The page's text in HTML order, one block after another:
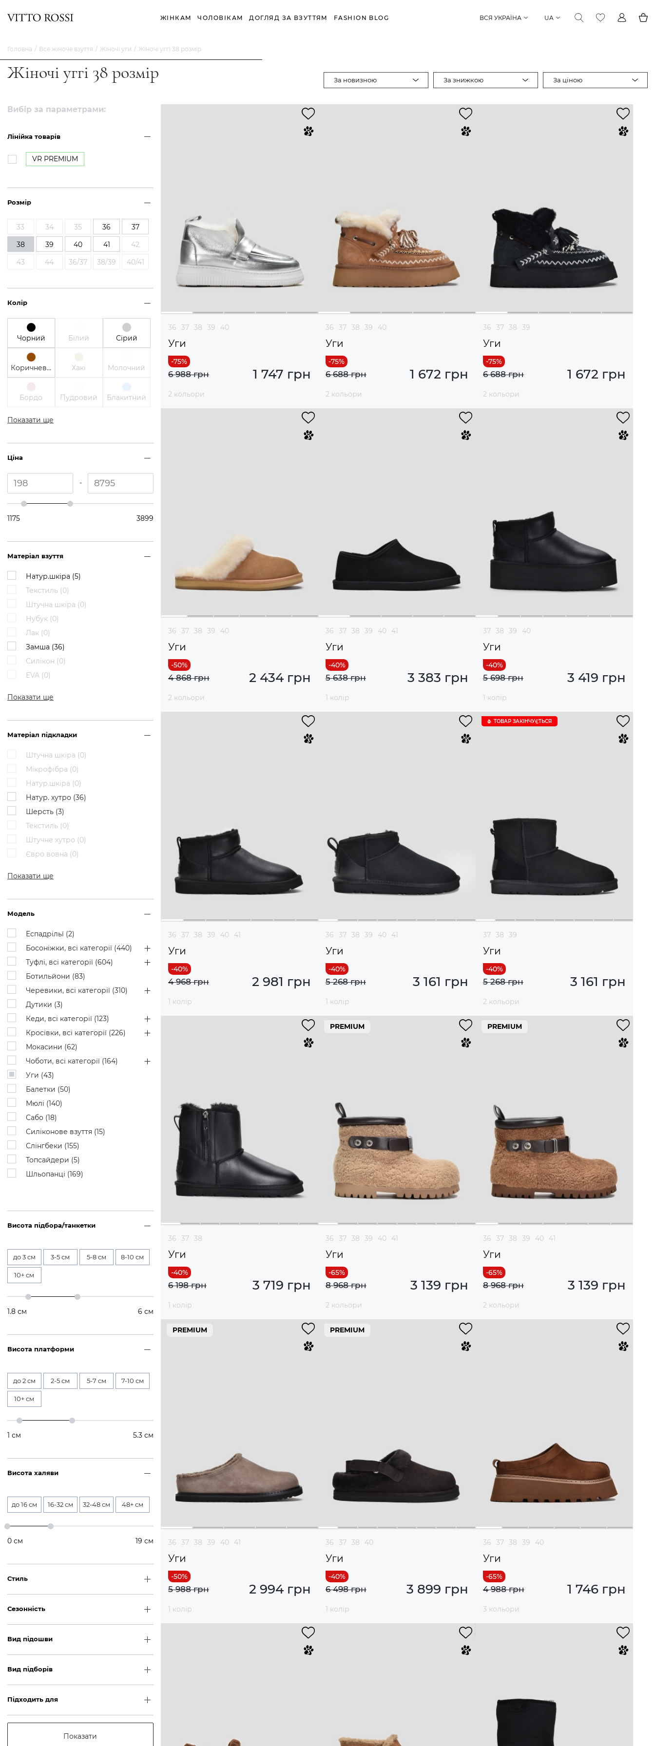
ЖІНКАМ ЧОЛОВІКАМ ДОГЛЯД ЗА ВЗУТТЯМ FASHION BLOG ВСЯ УКРАЇНА UA
Головна Все жіноче взуття Жіночі уги Жіночі уггі 38 розмір
Жіночі уггі 38 розмір За новизною За знижкою За ціною
Вибір за параметрами:
Лінійка товарів
VR PREMIUM
Розмір
33 34 35 36
37
38
39 40 41
42
43
44 36/37 38/39 40/41
Колір
Чорний Білий Сірий
Коричневий Хакі Молочний
Бордо Пудровий Блакитний
Показати ще
Ціна
-
1175 3899
Матеріал взуття
Натур.шкіра (5)
Текстиль (0)
Штучна шкіра (0)
Нубук (0)
Лак (0)
Замша (36)
Силікон (0)
EVA (0)
Показати ще
Матеріал підкладки
Штучна шкіра (0)
Мікрофібра (0)
Натур.шкіра (0)
Натур. хутро (36)
Шерсть (3)
Текстиль (0)
Штучне хутро (0)
Євро вовна (0)
Показати ще
Модель
Еспадрільї (2)
Босоніжки, всі категорії (440)
Туфлі, всі категорії (604)
Ботильйони (83)
Черевики, всі категорії (310)
Дутики (3)
Кеди, всі категорії (123)
Кросівки, всі категорії (226)
Мокасини (62)
Чоботи, всі категорії (164)
Уги (43)
Балетки (50)
Мюлі (140)
Сабо (18)
Силіконове взуття (15)
Слінгбеки (155)
Топсайдери (5)
Шльопанці (169)
Висота підбора/танкетки
до 3 см 3-5 см 5-8 см 8-10 см
10+ см
1.8 см 6 см
Висота платформи
до 2 см 2-5 см 5-7 см 7-10 см
10+ см
1 см 5.3 см
Висота халяви
до 16 см 16-32 см 32-48 см 48+ см
0 см 19 см
Стиль
Сезонність
Вид підошви
Вид підборів
Підходить для
Показати
36 37 38 39 40
Уги
1 747 грн
6 988 грн
2 кольори
36 37 38 39 40
Уги
1 672 грн
6 688 грн
2 кольори
36 37 38 39
Уги
1 672 грн
6 688 грн
2 кольори
36 37 38 39 40
Уги
2 434 грн
4 868 грн
2 кольори
36 37 38 39 40 41
Уги
3 383 грн
5 638 грн
1 колір
37 38 39 40
Уги
3 419 грн
5 698 грн
1 колір
36 37 38 39 40 41
Уги
2 981 грн
4 968 грн
1 колір
36 37 38 39 40 41
Уги
3 161 грн
5 268 грн
1 колір
ТОВАР ЗАКІНЧУЄTЬСЯ
37 38 39
Уги
3 161 грн
5 268 грн
2 кольори
36 37 38
Уги
3 719 грн
6 198 грн
1 колір
PREMIUM
36 37 38 39 40 41
Уги
3 139 грн
8 968 грн
2 кольори
PREMIUM
36 37 38 39 40 41
Уги
3 139 грн
8 968 грн
2 кольори
PREMIUM
36 37 38 39 40 41
Уги
2 994 грн
5 988 грн
1 колір
PREMIUM
36 37 38 40
Уги
3 899 грн
6 498 грн
1 колір
36 37 38 39 40
Уги
1 746 грн
4 988 грн
3 кольори